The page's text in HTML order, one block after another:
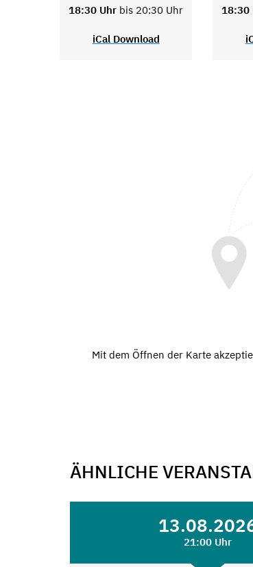
18:30 Uhr bis 20:30 Uhr
iCal Download
18:30
Mit dem Öffnen der Karte
ÄHNLICHE
21:00 Uhr